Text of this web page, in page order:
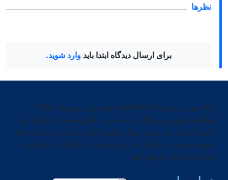
نظرها
برای ارسال دیدگاه ابتدا باید وارد شوید.
مگ فود در آذر ماه 1400 ایجاد شده و در مهرماه 1401
فعالیت خودش رو آغاز کرده است . تلاش همه ی عوامل این
است که هر چه بیشتر موارد مفید و کاربردی در زمینه ی تمام
جوانب تغذیه و خوراکی ها را برای همه از کودک تا سالمند و
تمامی مشاغل فراهم کند.